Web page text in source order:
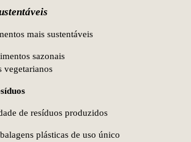
mais sustentáveis
sazonais
vegetarianos
de resíduos produzidos
plásticas de uso único